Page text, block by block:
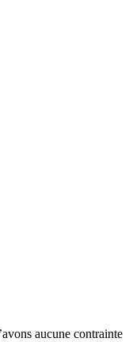
aucune contrainte